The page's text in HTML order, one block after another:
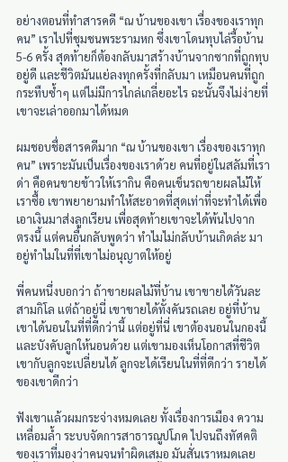
อย่างตอนที่ทำสารคดี “ณ บ้านของเขา เรื่องของเราทุก
คน” เราไปที่ชุมชนพระรามหก ซึ่งเขาโดนทุบไล่รื้อบ้าน
5-6 ครั้ง สุดท้ายก็ต้องกลับมาสร้างบ้านจากซากที่ถูกทุบ
อยู่ดี และชีวิตมันแย่ลงทุกครั้งที่กลับมา เหมือนคนที่ถูก
กระทืบซ้ำๆ แต่ไม่มีการไกล่เกลี่ยอะไร ฉะนั้นจึงไม่ง่ายที่
เขาจะเล่าออกมาได้หมด
ผมชอบชื่อสารคดีมาก “ณ บ้านของเขา เรื่องของเราทุก
คน” เพราะมันเป็นเรื่องของเราด้วย คนที่อยู่ในสลัมที่เรา
ด่า คือคนขายข้าวให้เรากิน คือคนเข็นรถขายผลไม้ให้
เราซื้อ เขาพยายามทำให้สะอาดที่สุดเท่าที่จะทำได้เพื่อ
เอาเงินมาส่งลูกเรียน เพื่อสุดท้ายเขาจะได้พ้นไปจาก
ตรงนี้ แต่คนอื่นกลับพูดว่า ทำไมไม่กลับบ้านเกิดล่ะ มา
อยู่ทำไมในที่ที่เขาไม่อนุญาตให้อยู่
พี่คนหนึ่งบอกว่า ถ้าขายผลไม้ที่บ้าน เขาขายได้วันละ
สามกิโล แต่ถ้าอยู่นี่ เขาขายได้ทั้งคันรถเลย อยู่ที่บ้าน
เขาได้นอนในที่ที่ดีกว่านี้ แต่อยู่ที่นี่ เขาต้องนอนในกองนี้
และบังคับลูกให้นอนด้วย แต่เขามองเห็นโอกาสที่ชีวิต
เขากับลูกจะเปลี่ยนได้ ลูกจะได้เรียนในที่ที่ดีกว่า รายได้
ของเขาดีกว่า
ฟังเขาแล้วผมกระจ่างหมดเลย ทั้งเรื่องการเมือง ความ
เหลื่อมล้ำ ระบบจัดการสาธารณูปโภค ไปจนถึงทัศคติ
ของเราที่มองว่าคนจนทำผิดเสมอ มันสั่นเราหมดเลย